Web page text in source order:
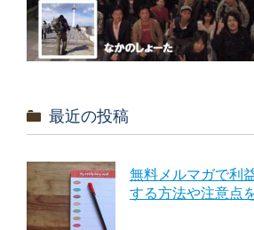
最近の投稿
無料メルマガで利
する方法や注意点